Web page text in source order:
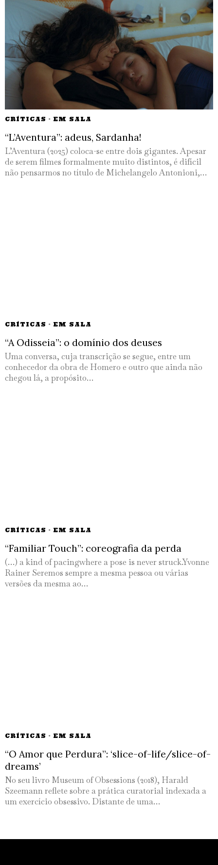
CRÍTICAS · EM SALA
“L’Aventura”: adeus, Sardanha!
L’Aventura (2025) coloca-se entre dois gigantes. Apesar
de serem filmes formalmente muito distintos, é difícil
não pensarmos no título de Michelangelo Antonioni,…
CRÍTICAS · EM SALA
“A Odisseia”: o domínio dos deuses
Uma conversa, cuja transcrição se segue, entre um
conhecedor da obra de Homero e outro que ainda não
chegou lá, a propósito…
CRÍTICAS · EM SALA
“Familiar Touch”: coreografia da perda
(…) a kind of pacingwhere a pose is never struck.Yvonne
Rainer Seremos sempre a mesma pessoa ou várias
versões da mesma ao…
CRÍTICAS · EM SALA
“O Amor que Perdura”: ‘slice-of-life/slice-of-
dreams’
No seu livro Museum of Obsessions (2018), Harald
Szeemann reflete sobre a prática curatorial indexada a
um exercício obsessivo. Distante de uma…